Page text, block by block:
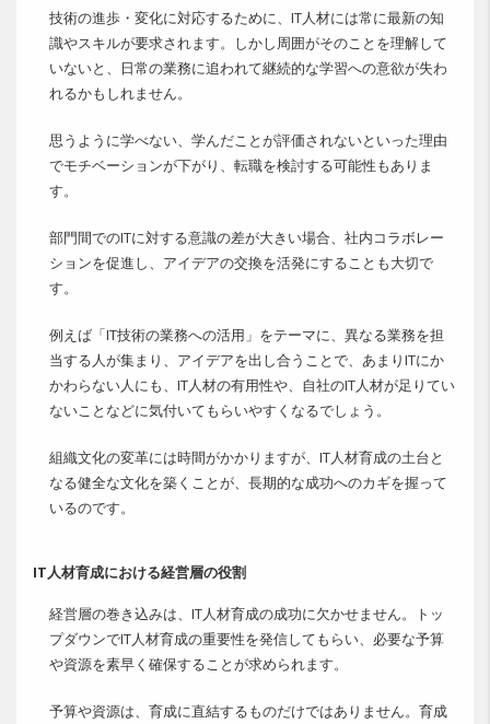
技術の進歩・変化に対応するために、IT人材には常に最新の知
識やスキルが要求されます。しかし周囲がそのことを理解して
いないと、日常の業務に追われて継続的な学習への意欲が失わ
れるかもしれません。
思うように学べない、学んだことが評価されないといった理由
でモチベーションが下がり、転職を検討する可能性もありま
す。
部門間でのITに対する意識の差が大きい場合、社内コラボレー
ションを促進し、アイデアの交換を活発にすることも大切で
す。
例えば「IT技術の業務への活用」をテーマに、異なる業務を担
当する人が集まり、アイデアを出し合うことで、あまりITにか
かわらない人にも、IT人材の有用性や、自社のIT人材が足りてい
ないことなどに気付いてもらいやすくなるでしょう。
組織文化の変革には時間がかかりますが、IT人材育成の土台と
なる健全な文化を築くことが、長期的な成功へのカギを握って
いるのです。
IT人材育成における経営層の役割
経営層の巻き込みは、IT人材育成の成功に欠かせません。トッ
プダウンでIT人材育成の重要性を発信してもらい、必要な予算
や資源を素早く確保することが求められます。
予算や資源は、育成に直結するものだけではありません。育成